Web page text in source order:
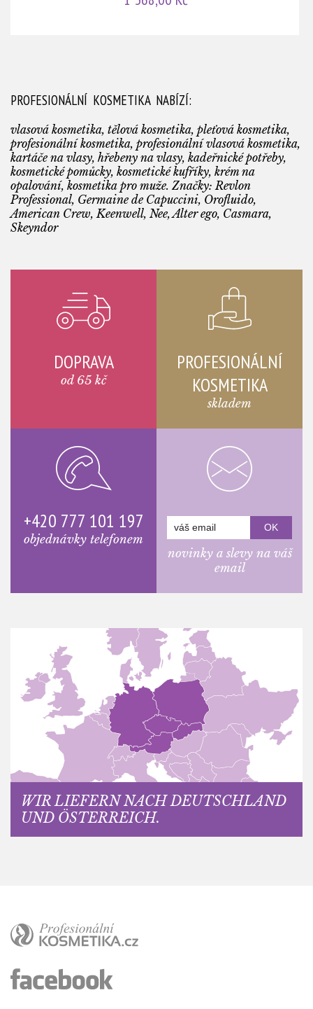
PROFESIONÁLNÍ KOSMETIKA NABÍZÍ:
vlasová kosmetika, tělová kosmetika, pleťová kosmetika,
profesionální kosmetika, profesionální vlasová kosmetika,
kartáče na vlasy, hřebeny na vlasy, kadeřnické potřeby,
kosmetické pomůcky, kosmetické kufříky, krém na
opalování, kosmetika pro muže. Značky: Revlon
Professional, Germaine de Capuccini, Orofluido,
American Crew, Keenwell, Nee, Alter ego, Casmara,
Skeyndor
DOPRAVA
od 65 kč
PROFESIONÁLNÍ
KOSMETIKA
skladem
+420 777 101 197
objednávky telefonem
novinky a slevy na váš
email
WIR LIEFERN NACH DEUTSCHLAND
UND ÖSTERREICH.